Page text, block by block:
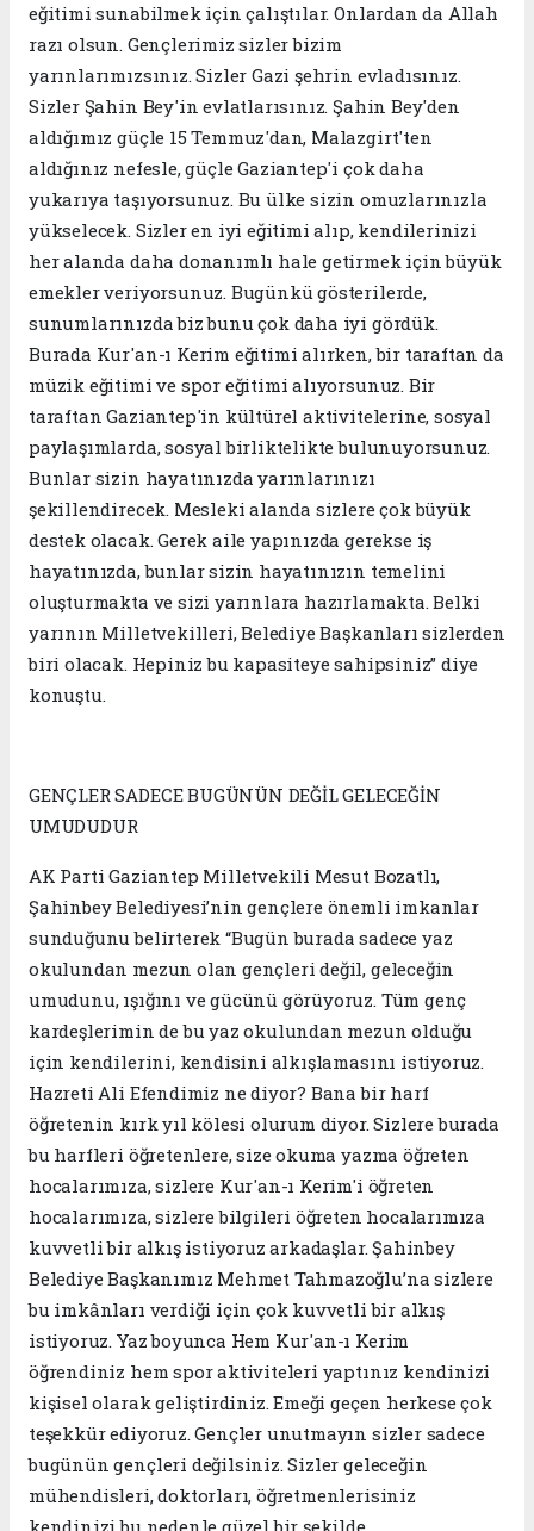
eğitimi sunabilmek için çalıştılar. Onlardan da Allah
razı olsun. Gençlerimiz sizler bizim
yarınlarımızsınız. Sizler Gazi şehrin evladısınız.
Sizler Şahin Bey'in evlatlarısınız. Şahin Bey'den
aldığımız güçle 15 Temmuz'dan, Malazgirt'ten
aldığınız nefesle, güçle Gaziantep'i çok daha
yukarıya taşıyorsunuz. Bu ülke sizin omuzlarınızla
yükselecek. Sizler en iyi eğitimi alıp, kendilerinizi
her alanda daha donanımlı hale getirmek için büyük
emekler veriyorsunuz. Bugünkü gösterilerde,
sunumlarınızda biz bunu çok daha iyi gördük.
Burada Kur'an-ı Kerim eğitimi alırken, bir taraftan da
müzik eğitimi ve spor eğitimi alıyorsunuz. Bir
taraftan Gaziantep'in kültürel aktivitelerine, sosyal
paylaşımlarda, sosyal birliktelikte bulunuyorsunuz.
Bunlar sizin hayatınızda yarınlarınızı
şekillendirecek. Mesleki alanda sizlere çok büyük
destek olacak. Gerek aile yapınızda gerekse iş
hayatınızda, bunlar sizin hayatınızın temelini
oluşturmakta ve sizi yarınlara hazırlamakta. Belki
yarının Milletvekilleri, Belediye Başkanları sizlerden
biri olacak. Hepiniz bu kapasiteye sahipsiniz” diye
konuştu.
GENÇLER SADECE BUGÜNÜN DEĞİL GELECEĞİN
UMUDUDUR
AK Parti Gaziantep Milletvekili Mesut Bozatlı,
Şahinbey Belediyesi’nin gençlere önemli imkanlar
sunduğunu belirterek “Bugün burada sadece yaz
okulundan mezun olan gençleri değil, geleceğin
umudunu, ışığını ve gücünü görüyoruz. Tüm genç
kardeşlerimin de bu yaz okulundan mezun olduğu
için kendilerini, kendisini alkışlamasını istiyoruz.
Hazreti Ali Efendimiz ne diyor? Bana bir harf
öğretenin kırk yıl kölesi olurum diyor. Sizlere burada
bu harfleri öğretenlere, size okuma yazma öğreten
hocalarımıza, sizlere Kur'an-ı Kerim'i öğreten
hocalarımıza, sizlere bilgileri öğreten hocalarımıza
kuvvetli bir alkış istiyoruz arkadaşlar. Şahinbey
Belediye Başkanımız Mehmet Tahmazoğlu’na sizlere
bu imkânları verdiği için çok kuvvetli bir alkış
istiyoruz. Yaz boyunca Hem Kur'an-ı Kerim
öğrendiniz hem spor aktiviteleri yaptınız kendinizi
kişisel olarak geliştirdiniz. Emeği geçen herkese çok
teşekkür ediyoruz. Gençler unutmayın sizler sadece
bugünün gençleri değilsiniz. Sizler geleceğin
mühendisleri, doktorları, öğretmenlerisiniz